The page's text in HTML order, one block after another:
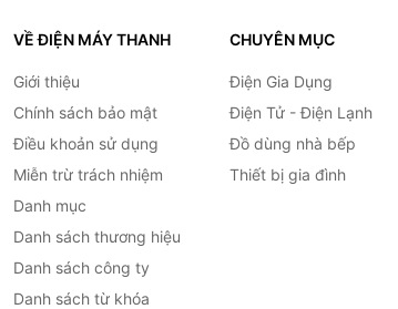
VỀ ĐIỆN MÁY THANH
Giới thiệu
Chính sách bảo mật
Điều khoản sử dụng
Miễn trừ trách nhiệm
Danh mục
Danh sách thương hiệu
Danh sách công ty
Danh sách từ khóa
CHUYÊN MỤC
Điện Gia Dụng
Điện Tử - Điện Lạnh
Đồ dùng nhà bếp
Thiết bị gia đình